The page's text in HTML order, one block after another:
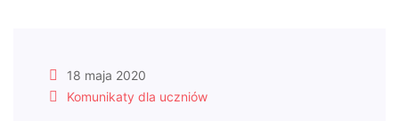
18 maja 2020
Komunikaty dla uczniów